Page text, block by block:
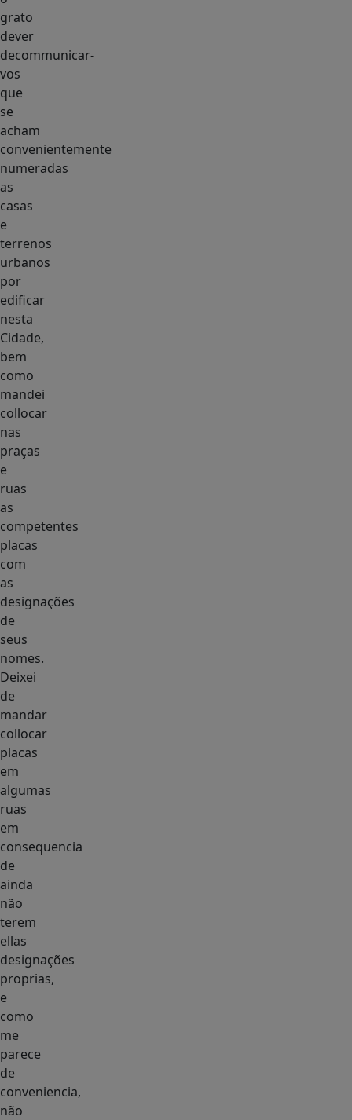
grato
dever
decommunicar-
vos
que
se
acham
convenientemente
numeradas
as
casas
e
terrenos
urbanos
por
edificar
nesta
Cidade,
bem
como
mandei
collocar
nas
praças
e
ruas
as
competentes
placas
com
as
designações
de
seus
nomes.
Deixei
de
mandar
collocar
placas
em
algumas
ruas
em
consequencia
de
ainda
não
terem
ellas
designações
proprias,
e
como
me
parece
de
conveniencia,
não